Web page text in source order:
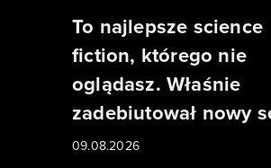
To najlepsze science
fiction, którego nie
oglądasz. Właśnie
zadebiutował nowy
09.08.2026